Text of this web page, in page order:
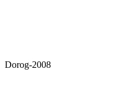
Dorog-2008